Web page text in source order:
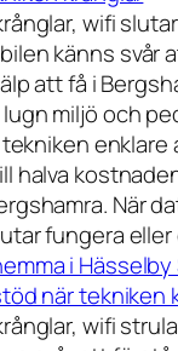
wifi
känns svår
att få i
miljö och
enklare
halva
När
fungera eller
i Hässelby
när tekniken
wifi